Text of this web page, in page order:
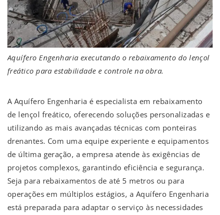
Aquífero Engenharia executando o rebaixamento do lençol
freático para estabilidade e controle na obra.
A Aquífero Engenharia é especialista em rebaixamento
de lençol freático, oferecendo soluções personalizadas e
utilizando as mais avançadas técnicas com ponteiras
drenantes. Com uma equipe experiente e equipamentos
de última geração, a empresa atende às exigências de
projetos complexos, garantindo eficiência e segurança.
Seja para rebaixamentos de até 5 metros ou para
operações em múltiplos estágios, a Aquífero Engenharia
está preparada para adaptar o serviço às necessidades